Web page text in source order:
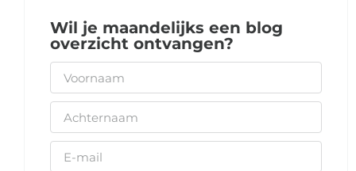
Wil je maandelijks een blog
overzicht ontvangen?